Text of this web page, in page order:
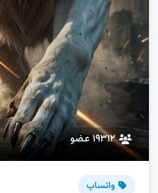
مازندران
مرکزی
هرمزگان
همدان
یزد
۱۹۳۱۲ عضو
واتساپ